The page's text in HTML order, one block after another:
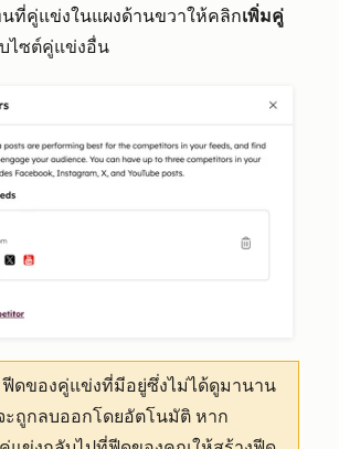
ที่คู่แข่งในแผงด้านขวาให้คลิกเพิ่มคู่
บไซต์คู่แข่งอื่น
ฟีดของคู่แข่งที่มีอยู่ซึ่งไม่ได้ดูมานาน
ะถูกลบออกโดยอัตโนมัติ หาก